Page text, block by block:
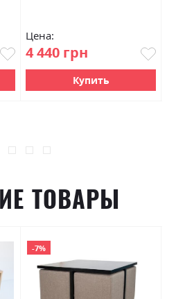
Цена:
4 440 грн
Купить
ТОВАРЫ
-7%